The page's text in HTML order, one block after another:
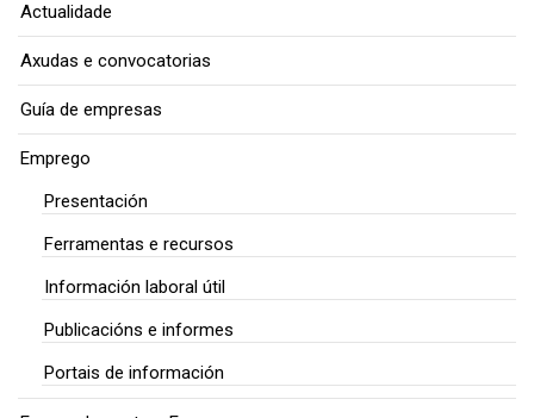
Actualidade
Axudas e convocatorias
Guía de empresas
Emprego
Presentación
Ferramentas e recursos
Información laboral útil
Publicacións e informes
Portais de información